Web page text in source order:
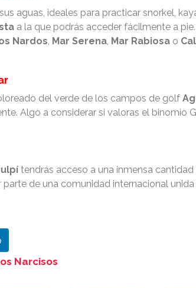
aguas, ideales para practicar snorkel,
a la que podrás acceder fácilmente a
Nardos Mar Serena Mar Rabiosa o
del verde de los campos de golf
Algo a considerar si valoras el binomio
tendrás acceso a una inmensa
de una comunidad internacional
Narcisos